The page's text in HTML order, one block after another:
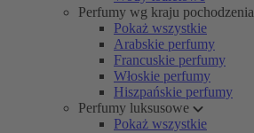
Perfumy wg kraju pochodzenia
Pokaż wszystkie
Arabskie perfumy
Francuskie perfumy
Włoskie perfumy
Hiszpańskie perfumy
Perfumy luksusowe
Pokaż wszystkie